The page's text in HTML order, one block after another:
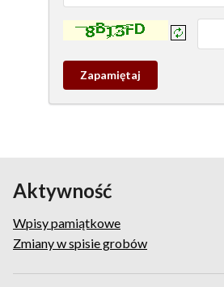
Kontrola - wprowadź tekst z
Zapamietaj
wpis
Aktywność
Wpisy pamiątkowe
Zmiany w spisie grobów